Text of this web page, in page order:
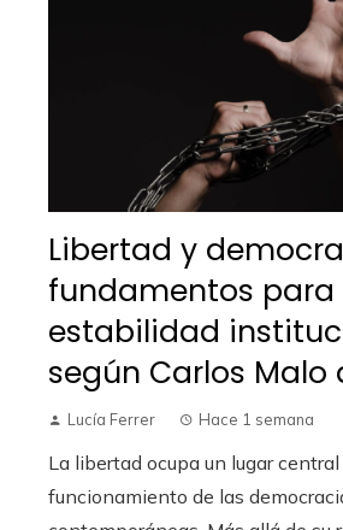
Libertad y
fundamentos para
estabilidad
según Carlos Malo
Lucía Ferrer Hace 1 semana
La libertad ocupa un lugar
funcionamiento de las